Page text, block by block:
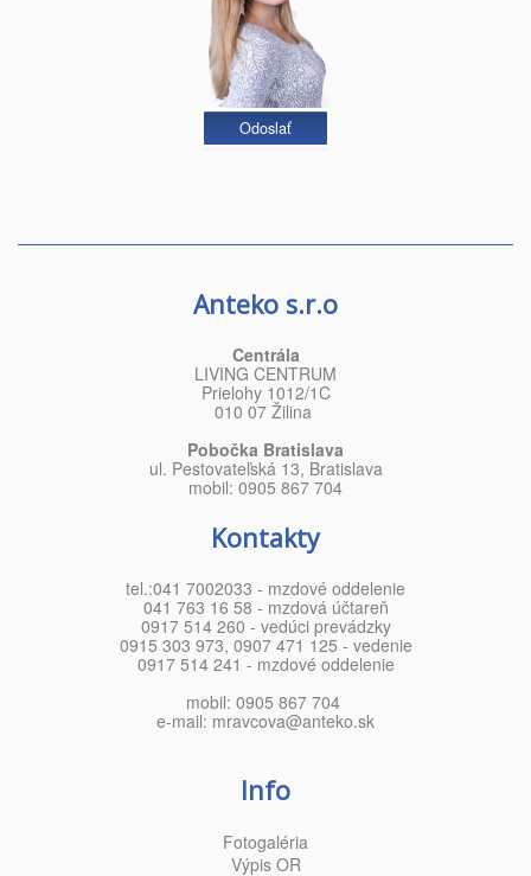
Odoslať
Anteko s.r.o
Centrála
LIVING CENTRUM
Prielohy 1012/1C
010 07 Žilina
Pobočka Bratislava
ul. Pestovateľská 13, Bratislava
mobil: 0905 867 704
Kontakty
tel.:041 7002033 - mzdové oddelenie
041 763 16 58 - mzdová účtareň
0917 514 260 - vedúci prevádzky
0915 303 973, 0907 471 125 - vedenie
0917 514 241 - mzdové oddelenie
mobil: 0905 867 704
e-mail: mravcova@anteko.sk
Info
Fotogaléria
Výpis OR